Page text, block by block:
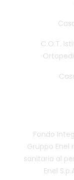
C.O.T.
Fondo
Gruppo Enel
sanitaria al
Enel